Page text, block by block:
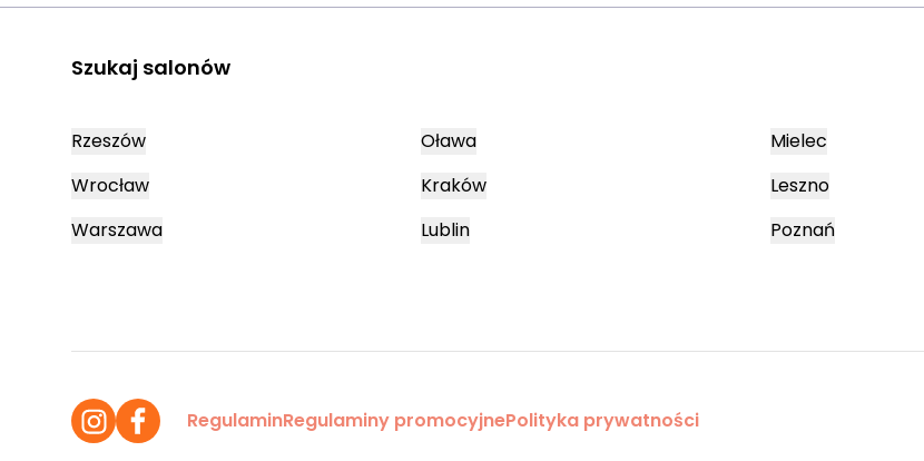
Szukaj salonów
Rzeszów
Wrocław
Warszawa
Oława
Kraków
Lublin
Mielec
Leszno
Poznań
RegulaminRegulaminy promocyjnePolityka prywatności